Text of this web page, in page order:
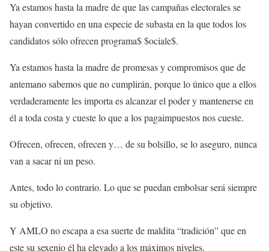
Ya estamos hasta la madre de que las campañas electorales se
hayan convertido en una especie de subasta en la que todos los
candidatos sólo ofrecen programa$ $ociale$.
Ya estamos hasta la madre de promesas y compromisos que de
antemano sabemos que no cumplirán, porque lo único que a ellos
verdaderamente les importa es alcanzar el poder y mantenerse en
él a toda costa y cueste lo que a los pagaimpuestos nos cueste.
Ofrecen, ofrecen, ofrecen y… de su bolsillo, se lo aseguro, nunca
van a sacar ni un peso.
Antes, todo lo contrario. Lo que se puedan embolsar será siempre
su objetivo.
Y AMLO no escapa a esa suerte de maldita “tradición” que en
este su sexenio él ha elevado a los máximos niveles.